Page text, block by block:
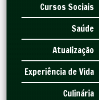
Cursos Sociais
Saúde
Atualização
Experiência de Vida
Culinária